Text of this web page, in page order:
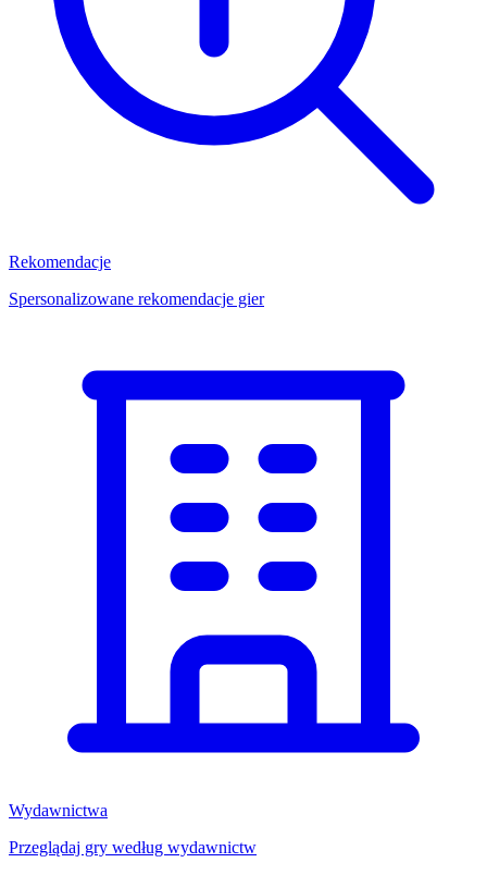
Rekomendacje
Spersonalizowane rekomendacje gier
Wydawnictwa
Przeglądaj gry według wydawnictw